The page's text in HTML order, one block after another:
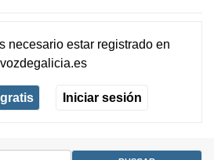
necesario estar registradoen
Iniciar sesión